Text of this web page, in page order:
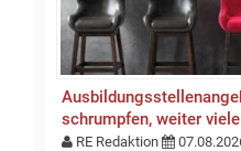
schrumpfen, weiter
RE Redaktion